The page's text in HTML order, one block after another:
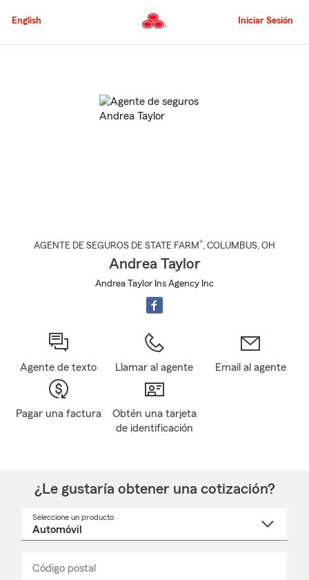
al
principal
English Iniciar Sesión
AGENTE DE SEGUROS DE STATE FARM®, COLUMBUS, OH
Andrea Taylor
Andrea Taylor Ins Agency Inc
Agente de texto Llamar al agente Email al agente
Pagar una factura
Obtén una tarjeta
de identificación
¿Le gustaría obtener una cotización?
Seleccione un producto
Código postal
_____